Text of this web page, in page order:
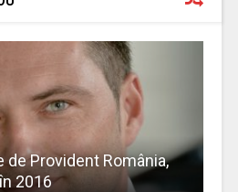
Provident România,
2016